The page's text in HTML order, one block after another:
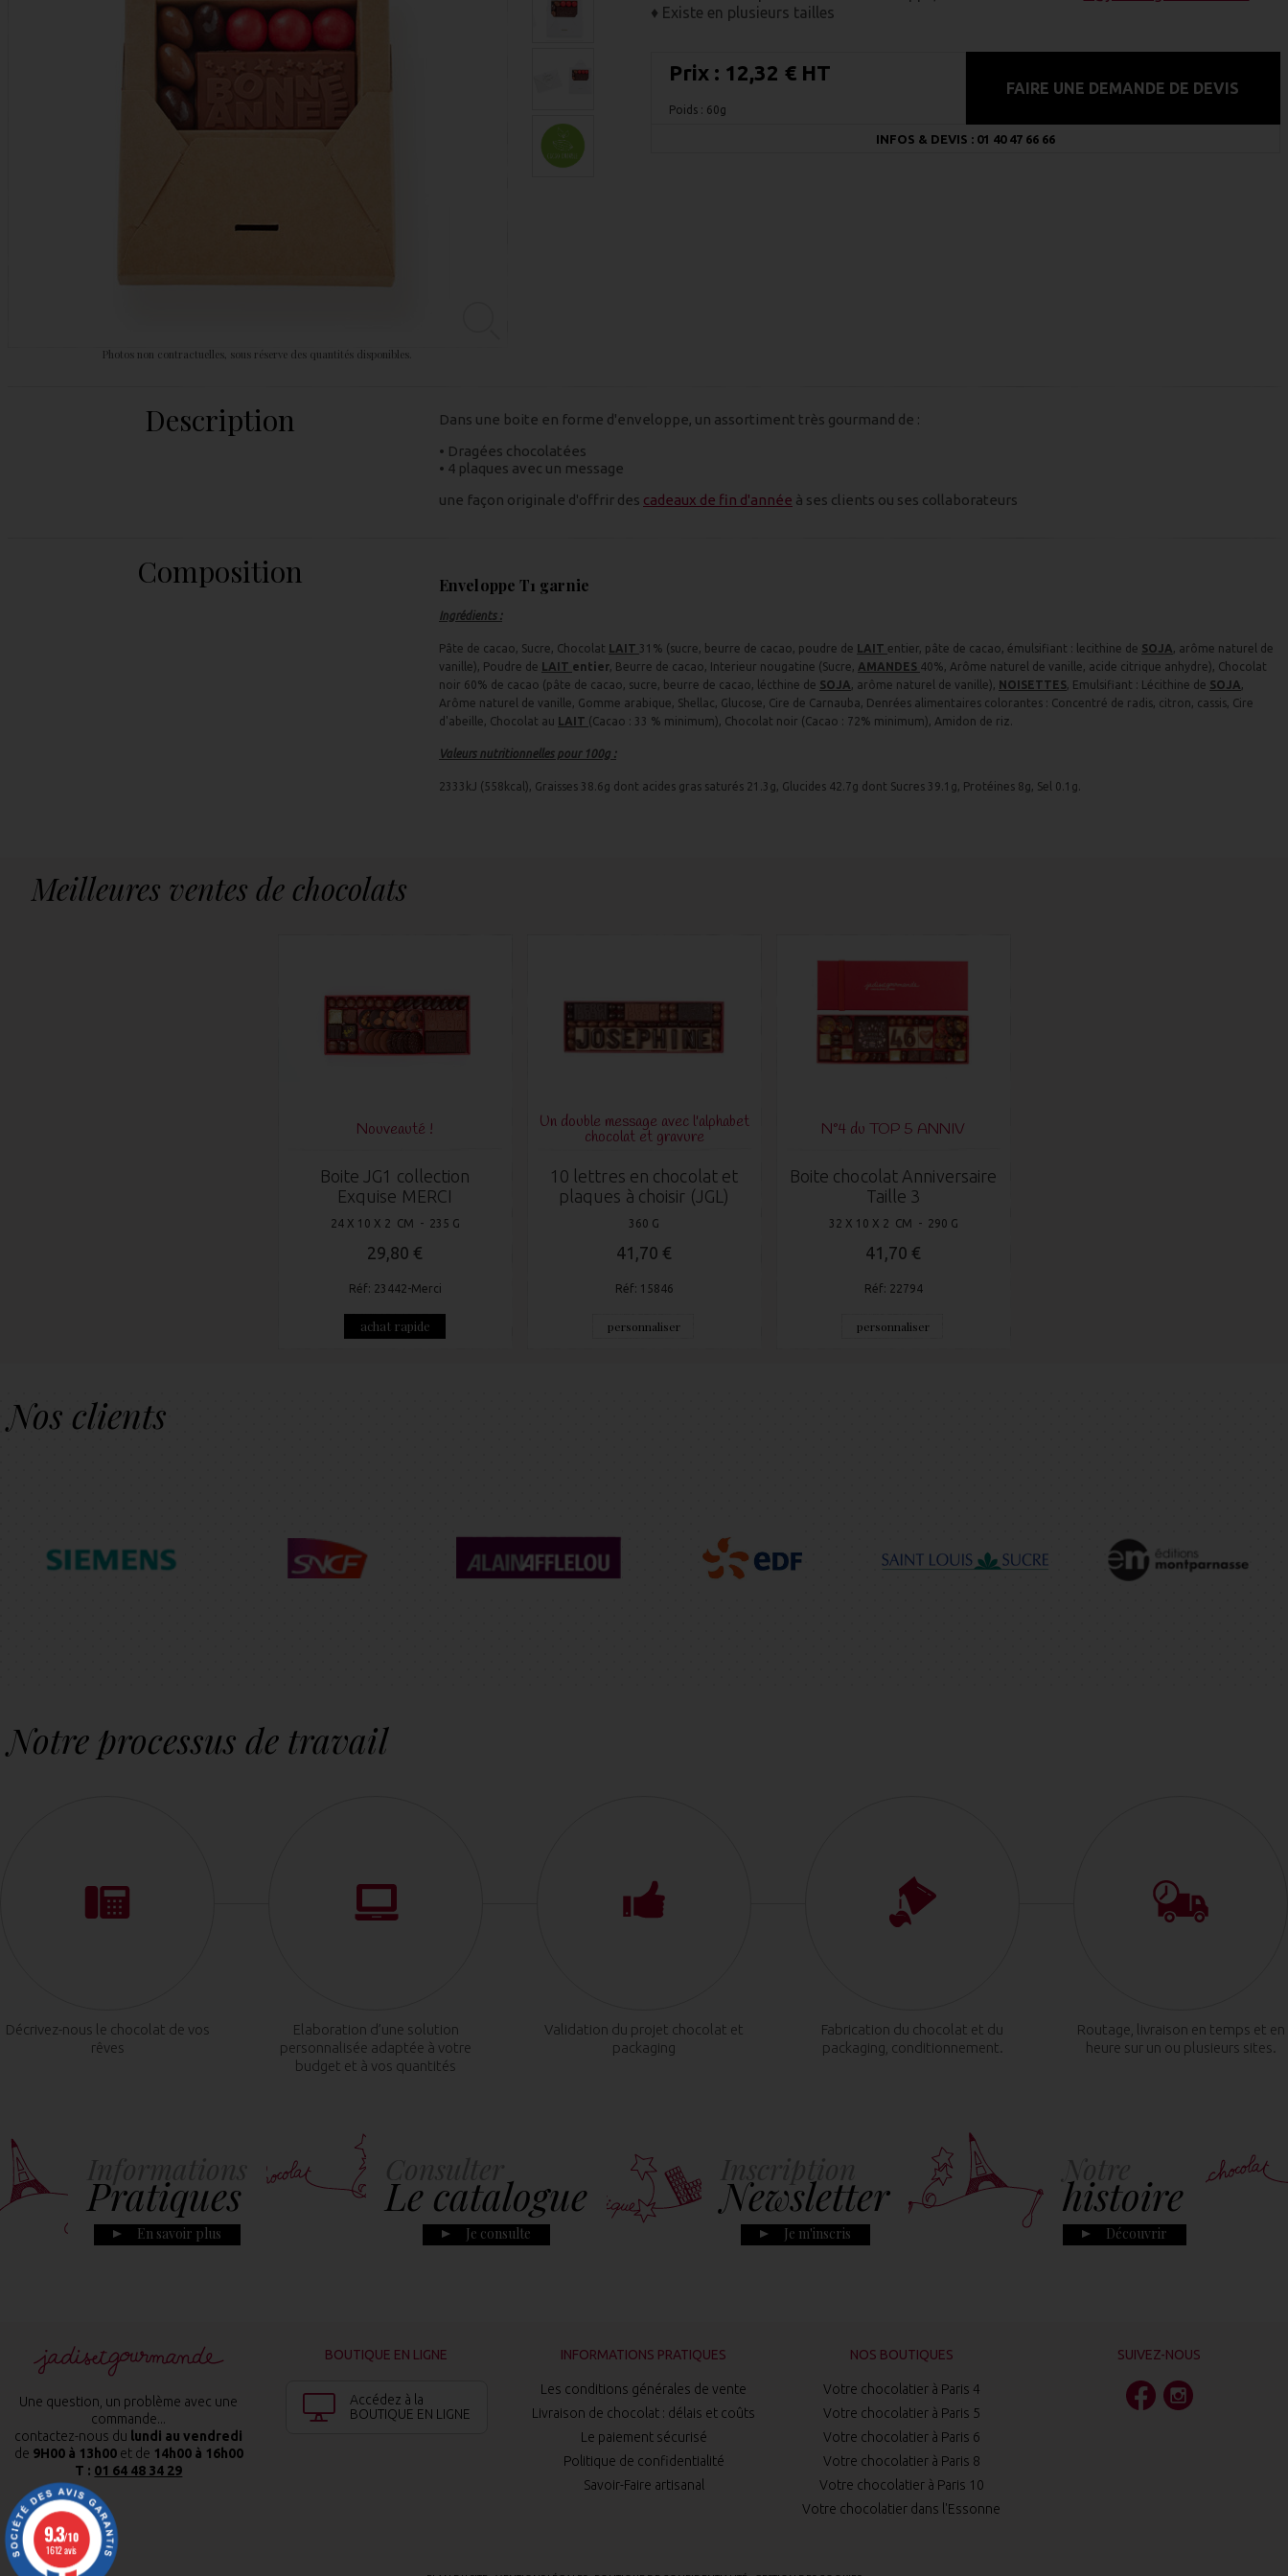
Photos non contractuelles, sous réserve des quantités disponibles.
♦ Existe en plusieurs tailles
Prix : 12,32 € HT
Poids : 60g
FAIRE UNE DEMANDE DE DEVIS
INFOS & DEVIS : 01 40 47 66 66
Description
Dans une boite en forme d'enveloppe, un assortiment très gourmand de :
• Dragées chocolatées
• 4 plaques avec un message
une façon originale d'offrir des cadeaux de fin d'année à ses clients ou ses collaborateurs
Composition Enveloppe T1 garnie
Ingrédients :
Pâte de cacao, Sucre, Chocolat LAIT 31% (sucre, beurre de cacao, poudre de LAIT entier, pâte de cacao, émulsifiant : lecithine de SOJA , arôme naturel de
vanille), Poudre de LAIT entier , Beurre de cacao, Interieur nougatine (Sucre, AMANDES 40%, Arôme naturel de vanille, acide citrique anhydre), Chocolat
noir 60% de cacao (pâte de cacao, sucre, beurre de cacao, lécthine de SOJA , arôme naturel de vanille), NOISETTES , Emulsifiant : Lécithine de SOJA
Arôme naturel de vanille, Gomme arabique, Shellac, Glucose, Cire de Carnauba, Denrées alimentaires colorantes : Concentré de radis, citron, cassis, Cire
d'abeille, Chocolat au LAIT (Cacao : 33 % minimum), Chocolat noir (Cacao : 72% minimum), Amidon de riz.
Valeurs nutritionnelles pour 100g :
2333kJ (558kcal), Graisses 38.6g dont acides gras saturés 21.3g, Glucides 42.7g dont Sucres 39.1g, Protéines 8g, Sel 0.1g.
Meilleures ventes de chocolats
Nouveauté !
Boite JG1 collection
Exquise MERCI
24 X 10 X 2 CM - 235 G
29,80 €
Réf: 23442-Merci
achat rapide
Un double message avec l'alphabet
chocolat et gravure
10 lettres en chocolat et
plaques à choisir (JGL)
360 G
41,70 €
Réf: 15846
personnaliser
N°4 du TOP 5 ANNIV
Boite chocolat Anniversaire
Taille 3
32 X 10 X 2 CM - 290 G
41,70 €
Réf: 22794
personnaliser
Nos clients
Notre processus de travail
Décrivez-nous le chocolat de vos
rêves
Elaboration d’une solution
personnalisée adaptée à votre
budget et à vos quantités
Validation du projet chocolat et
packaging
Fabrication du chocolat et du
packaging, conditionnement.
Routage, livraison en temps et en
heure sur un ou plusieurs sites.
Pratiques
En savoir plus
Le catalogue
Je consulte
Newsletter
Je m'inscris
histoire
Découvrir
Une question, un problème avec une
commande...
contactez-nous du lundi au vendredi
de 9H00 à 13h00et de 14h00 à 16h00
T : 01 64 48 34 29
BOUTIQUE EN LIGNE
Accédez à la
BOUTIQUE EN LIGNE
INFORMATIONS PRATIQUES
Les conditions générales de vente
Livraison de chocolat : délais et coûts
Le paiement sécurisé
Politique de confidentialité
Savoir-Faire artisanal
NOS BOUTIQUES
Votre chocolatier à Paris 4
Votre chocolatier à Paris 5
Votre chocolatier à Paris 6
Votre chocolatier à Paris 8
Votre chocolatier à Paris 10
Votre chocolatier dans l'Essonne
SUIVEZ-NOUS
9.3/10
1612 avis